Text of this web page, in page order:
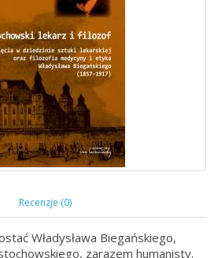
Władysława Biegańskiego,
zarazem humanisty.